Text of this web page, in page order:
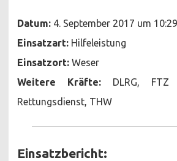
Weser
Datum: 4. September 2017 um
Einsatzart: Hilfeleistung
Einsatzort: Weser
Weitere Kräfte: DLRG, FTZ
Rettungsdienst, THW
Einsatzbericht: